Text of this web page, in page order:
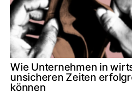
Wie Unternehmen in
unsicheren Zeiten
können